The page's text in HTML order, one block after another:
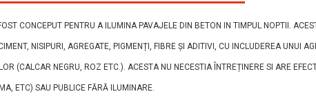
CONCEPUT PENTRU A ILUMINA PAVAJELE DIN BETON IN TIMPUL NOPTII.
NISIPURI, AGREGATE, PIGMENȚI, FIBRE ȘI ADITIVI, CU INCLUDEREA UNUI
(CALCAR NEGRU, ROZ ETC.). ACESTA NU NECESTIA ÎNTREȚINERE SI ARE
ETC) SAU PUBLICE FĂRĂ ILUMINARE.